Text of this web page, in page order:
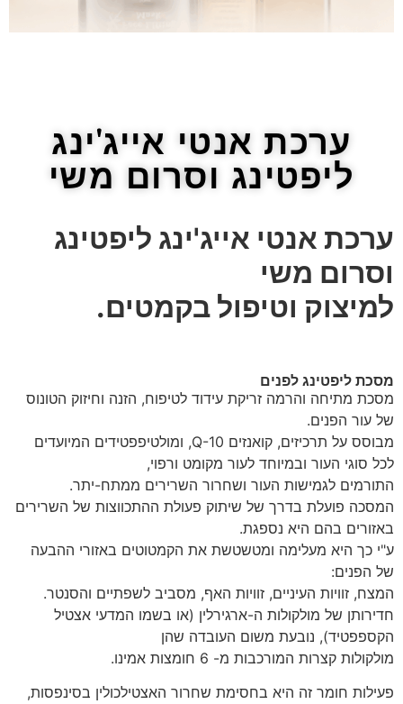
ערכת אנטי אייג'ינג
ליפטינג וסרום משי
ערכת אנטי אייג'ינג ליפטינג
וסרום משי
למיצוק וטיפול בקמטים.
מסכת ליפטינג לפנים
מסכת מתיחה והרמה זריקת עידוד לטיפוח, הזנה וחיזוק הטונוס
של עור הפנים.
מבוסס על תרכיזים, קואנזים Q-10, ומולטיפפטידים המיועדים
לכל סוגי העור ובמיוחד לעור מקומט ורפוי,
התורמים לגמישות העור ושחרור השרירים ממתח-יתר.
המסכה פועלת בדרך של שיתוק פעולת ההתכווצות של השרירים
באזורים בהם היא נספגת.
ע"י כך היא מעלימה ומטשטשת את הקמטוטים באזורי ההבעה
של הפנים:
המצח, זוויות העיניים, זוויות האף, מסביב לשפתיים והסנטר.
חדירותן של מולקולות ה-ארגירלין (או בשמו המדעי אצטיל
הקספפטיד), נובעת משום העובדה שהן
מולקולות קצרות המורכבות מ- 6 חומצות אמינו.
פעילות חומר זה היא בחסימת שחרור האצטילכולין בסינפסות,